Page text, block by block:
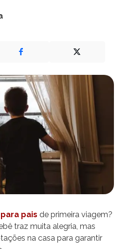
pais de primeira viagem?
traz muita alegria, mas
na casa para garantir